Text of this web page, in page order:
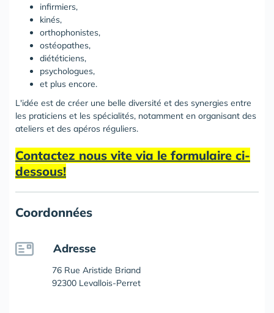
infirmiers,
kinés,
orthophonistes,
ostéopathes,
diététiciens,
psychologues,
et plus encore.
L'idée est de créer une belle diversité et des synergies entre
les praticiens et les spécialités, notamment en organisant des
ateliers et des apéros réguliers.
Contactez nous vite via le formulaire ci-
dessous!
Coordonnées
Adresse
76 Rue Aristide Briand
92300 Levallois-Perret